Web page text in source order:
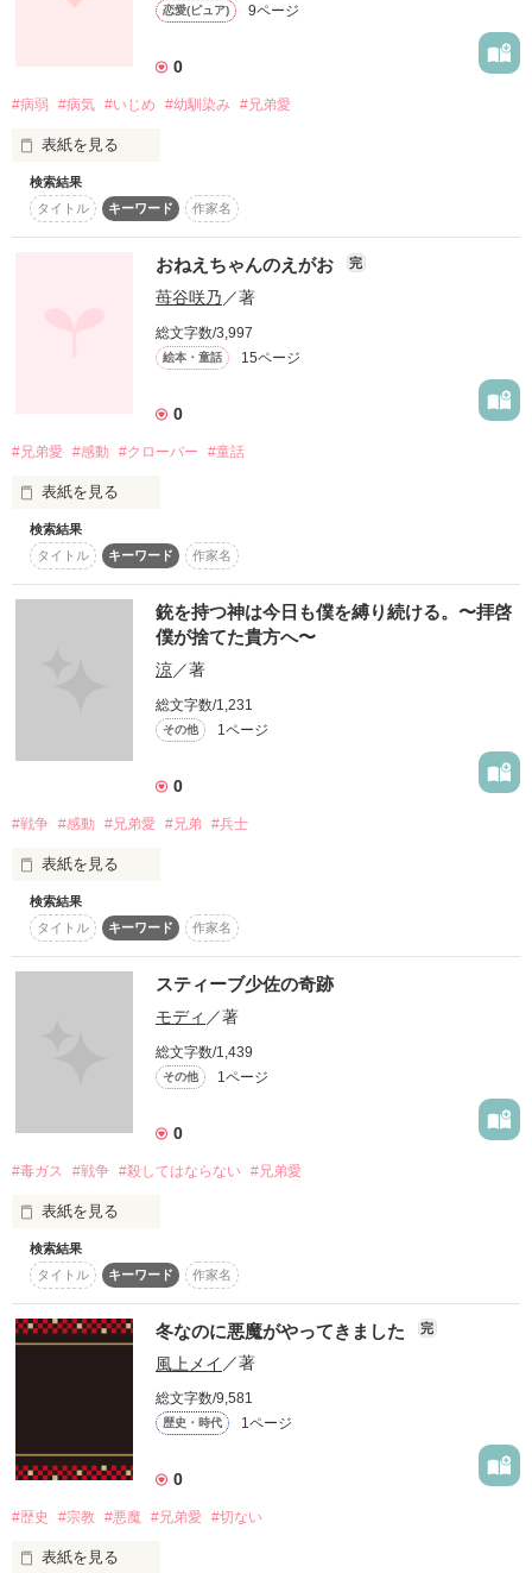
ありがとうございます(´艸｀*)
作品を読む
必ずお返しします♪
本編10ページの短編です。
･:*:･ﾟ'★,｡･:*:･ﾟ'☆･:
レビューありがとうございます♪
作品を読む
もう１人兄弟がいただなんて…
―――
※未成年の喫煙、飲酒は法律で禁じられています
作品を読む
恋愛(ピュア) 9ページ
0
#病弱 #病気 #いじめ #幼馴染み #兄弟愛
表紙を見る
どうも★ 柊星空(ひいらぎ せいら)と申します。初投稿ですっ★
誤字脱字など多いかもしれないです。
好きって気づけたのもあなたのおかげ。
こんな私を受け入れてくれてありがとう
★夕羅 ゆうら(14)
★梓羅 あずら(26)
★雅緒 まお(26)
夕羅の主治医。梓羅と幼馴染み
★璃来 りく(14)
璃湖の兄。夕羅のことが好き。夕羅と幼馴染み
★璃湖 りこ(14)
璃来の妹。夕羅のことをよく理解してる。少しお馬鹿？
作品を読む
検索結果
タイトル
キーワード 作家名
おねえちゃんのえがお 完
苺谷咲乃 ／著
総文字数/3,997
絵本・童話 15ページ
0
#兄弟愛 #感動 #クローバー #童話
表紙を見る
ぼくのおねえちゃんは、いつも疲れた顔をしている。
おねえちゃん、わらってよ。
ぼく、おねえちゃんの笑顔が見たい。
おねえちゃんを……笑顔にしたいよ。
2020.8.19
絵本・童話ランキングで、1位に選ばせていただきました！
皆さま、ありがとうございます！
作品を読む
検索結果
タイトル
キーワード 作家名
銃を持つ神は今日も僕を縛り続ける。〜拝啓
僕が捨てた貴方へ〜
涼／著
総文字数/1,231
その他 1ページ
0
#戦争 #感動 #兄弟愛 #兄弟 #兵士
表紙を見る
きっと初めまして。涼です。
これが初執筆なのできっとうまくいかなすぎる点ばかりだと存
じ上げます。どうか、最後まで読んでくださいませ…！
戦争は二度とあってはいけないことと教わりここまで生きてき
ました。原爆が降り、多くの人々、環境が破壊されてきたと。
それを踏まえた上で、私は戦時ものの作品が大好きです。きっ
と当時の人々はたくさん苦しんだでしょう。戦時ものの作品は
その苦しみを再現しつつ、人の温もり、冷たさを同時に表現で
きるのです。(少し惚気てしまいますが私の好きな人が戦争オタ
長々と語ってしまいましたが最後にひとつ。
検索結果
タイトル
キーワード 作家名
スティーブ少佐の奇跡
モディ ／著
総文字数/1,439
その他 1ページ
0
#毒ガス #戦争 #殺してはならない #兄弟愛
表紙を見る
スティーブ少佐には秘密にしていた事があったが、それがとあ
る戦闘で解消され、世界のベクトルも変えてしまう。
作品を読む
検索結果
タイトル
キーワード 作家名
冬なのに悪魔がやってきました 完
風上メイ ／著
総文字数/9,581
歴史・時代 1ページ
0
#歴史 #宗教 #悪魔 #兄弟愛 #切ない
表紙を見る